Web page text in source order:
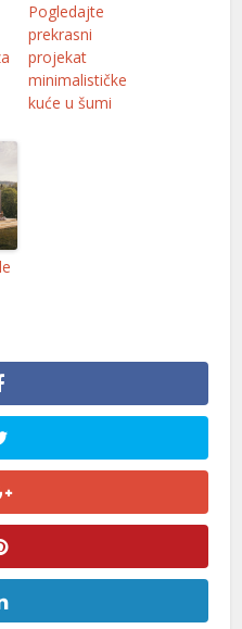
Pogledajte
prekrasni
projekat
minimalističke
kuće u šumi